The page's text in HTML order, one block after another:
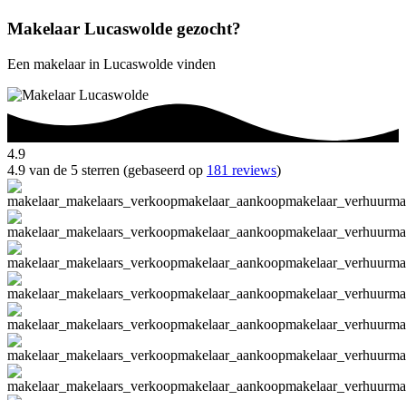
Makelaar Lucaswolde gezocht?
Een makelaar in Lucaswolde vinden
4.9
4.9 van de 5 sterren (gebaseerd op 181 reviews)